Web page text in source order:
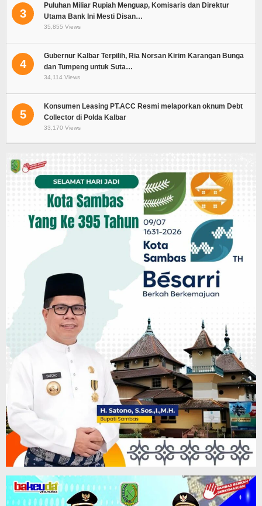
3
Puluhan Miliar Rupiah Menguap, Komisaris dan Direktur
Utama Bank Ini Mesti Disan…
35,855 Views
4
Gubernur Kalbar Terpilih, Ria Norsan Kirim Karangan Bunga
dan Tumpeng untuk Suta…
34,114 Views
5
Konsumen Leasing PT.ACC Resmi melaporkan oknum Debt
Collector di Polda Kalbar
33,170 Views